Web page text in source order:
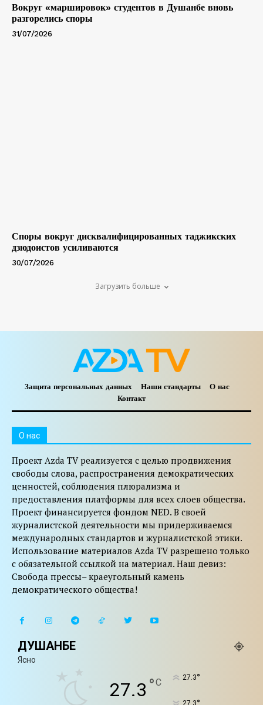
Вокруг «маршировок» студентов в Душанбе вновь
разгорелись споры
31/07/2026
Споры вокруг дисквалифицированных таджикских
дзюдоистов усиливаются
30/07/2026
Загрузить больше
Защита персональных данных Наши стандарты
О нас
Контакт
O нас
Проект Azda TV реализуется с целью продвижения
свободы слова, распространения демократических
ценностей, соблюдения плюрализма и
предоставления платформы для всех слоев общества.
Проект финансируется фондом NED. В своей
журналистской деятельности мы придерживаемся
международных стандартов и журналистской этики.
Использование материалов Azda TV разрешено только
с обязательной ссылкой на материал. Наш девиз:
Свобода прессы– краеугольный камень
демократического общества!
ДУШАНБЕ
Ясно
27.3 °C 27.3°